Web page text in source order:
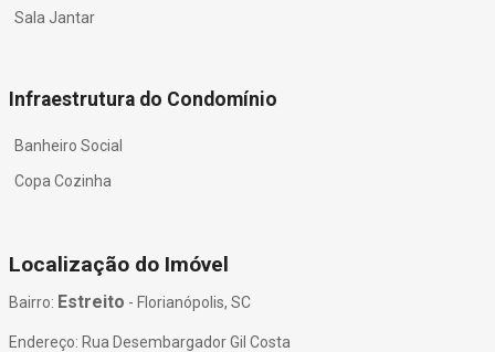
Sala Jantar
Infraestrutura do Condomínio
Banheiro Social
Copa Cozinha
Localização do Imóvel
Bairro: Estreito - Florianópolis, SC
Endereço: Rua Desembargador Gil Costa